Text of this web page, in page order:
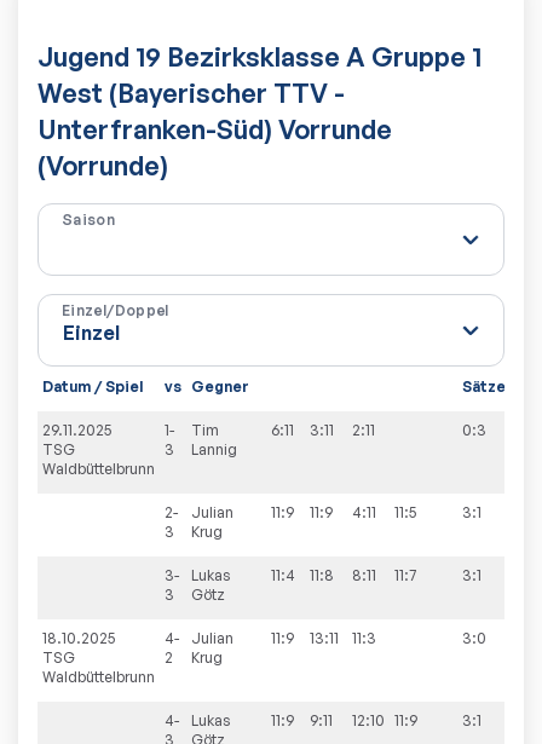
Jugend 19 Bezirksklasse A Gruppe 1
West (Bayerischer TTV -
Unterfranken-Süd) Vorrunde
(Vorrunde)
Saison
Einzel/Doppel
Datum / Spiel vs Gegner Sätze
29.11.2025
TSG
Waldbüttelbrunn
1-
3
Tim
Lannig
6:11 3:11 2:11 0:3
2-
3
Julian
Krug
11:9 11:9 4:11 11:5 3:1
3-
3
Lukas
Götz
11:4 11:8 8:11 11:7 3:1
18.10.2025
TSG
Waldbüttelbrunn
4-
2
Julian
Krug
11:9 13:11 11:3 3:0
4-
3
Lukas
Götz
11:9 9:11 12:10 11:9 3:1